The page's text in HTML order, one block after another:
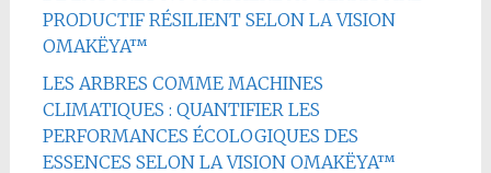
PRODUCTIF RÉSILIENT SELON LA VISION
OMAKËYA™
LES ARBRES COMME MACHINES
CLIMATIQUES : QUANTIFIER LES
PERFORMANCES ÉCOLOGIQUES DES
ESSENCES SELON LA VISION OMAKËYA™